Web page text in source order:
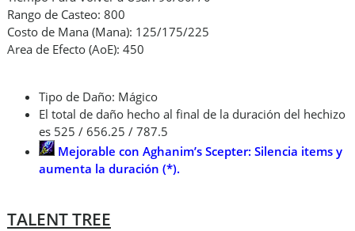
Rango de Casteo: 800
Costo de Mana (Mana): 125/175/225
Area de Efecto (AoE): 450
Tipo de Daño: Mágico
El total de daño hecho al final de la duración del hechizo
es 525 / 656.25 / 787.5
Mejorable con Aghanim’s Scepter: Silencia items y
aumenta la duración (*).
TALENT TREE